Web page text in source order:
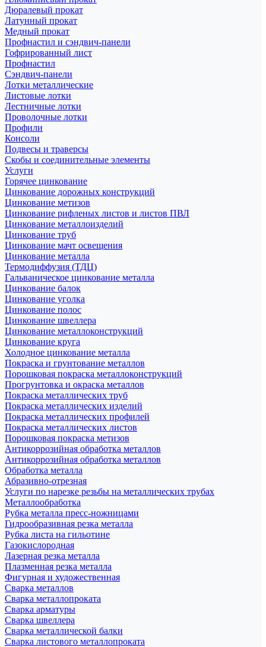
Дюралевый прокат
Латунный прокат
Медный прокат
Профнастил и сэндвич-панели
Гофрированный лист
Профнастил
Сэндвич-панели
Лотки металлические
Листовые лотки
Лестничные лотки
Проволочные лотки
Профили
Консоли
Подвесы и траверсы
Скобы и соединительные элементы
Услуги
Горячее цинкование
Цинкование дорожных конструкций
Цинкование метизов
Цинкование рифленых листов и листов ПВЛ
Цинкование металлоизделий
Цинкование труб
Цинкование мачт освещения
Цинкование металла
Термодиффузия (ТДЦ)
Гальваническое цинкование металла
Цинкование балок
Цинкование уголка
Цинкование полос
Цинкование швеллера
Цинкование металлоконструкций
Цинкование круга
Холодное цинкование металла
Покраска и грунтование металлов
Порошковая покраска металлоконструкций
Прогрунтовка и окраска металлов
Покраска металлических труб
Покраска металлических изделий
Покраска металлических профилей
Покраска металлических листов
Порошковая покраска метизов
Антикоррозийная обработка металлов
Антикоррозийная обработка металлов
Обработка металла
Абразивно-отрезная
Услуги по нарезке резьбы на металлических трубах
Металлообработка
Рубка металла пресс-ножницами
Гидрообразивная резка металла
Рубка листа на гильотине
Газокислородная
Лазерная резка металла
Плазменная резка металла
Фигурная и художественная
Сварка металлов
Сварка металлопроката
Сварка арматуры
Сварка швеллера
Сварка металлической балки
Сварка листового металлопроката